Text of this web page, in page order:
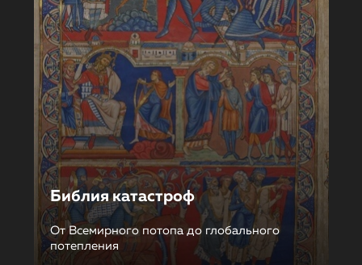
Библия катастроф
От Всемирного потопа до глобального
потепления